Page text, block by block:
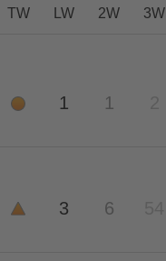
TW LW 2W 3W
1 1
3 6